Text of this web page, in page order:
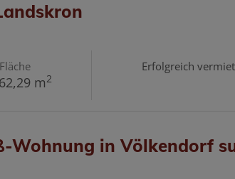
Fläche
m2
Erfolgreich
Wohnung in Völkendorf